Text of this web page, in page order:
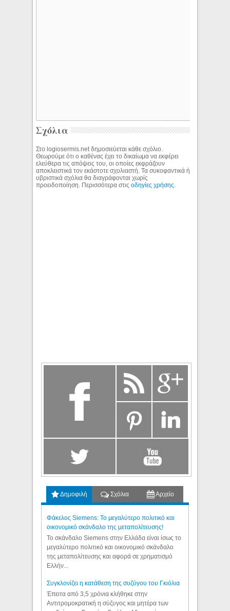
Σχόλια
Στο logiosermis.net δημοσιεύεται κάθε σχόλιο.
Θεωρούμε ότι ο καθένας έχει το δικαίωμα να εκφέρει
ελεύθερα τις απόψεις του, οι οποίες εκφράζουν
αποκλειστικά τον εκάστοτε σχολιαστή. Τα συκοφαντικά ή
υβριστικά σχόλια θα διαγράφονται χωρίς
προειδοποίηση. Περισσότερα στιςοδηγίες χρήσης
Δημοφιλή Σχόλια Αρχείο
Φάκελος Siemens: Το μεγαλύτερο πολιτικό και
οικονομικό σκάνδαλο της μεταπολίτευσης!
Το σκάνδαλο Siemens στην Ελλάδα είναι ίσως το
μεγαλύτερο πολιτικό και οικονομικό σκάνδαλο
της μεταπολίτευσης και αφορά σε χρηματισμό
Ελλήν...
Συγκλονίζει η κατάθεση της συζύγου του Γκιόλια
Έπειτα από 3,5 χρόνια κλήθηκε στην
Αντιτρομοκρατική η σύζυγος και μητέρα των